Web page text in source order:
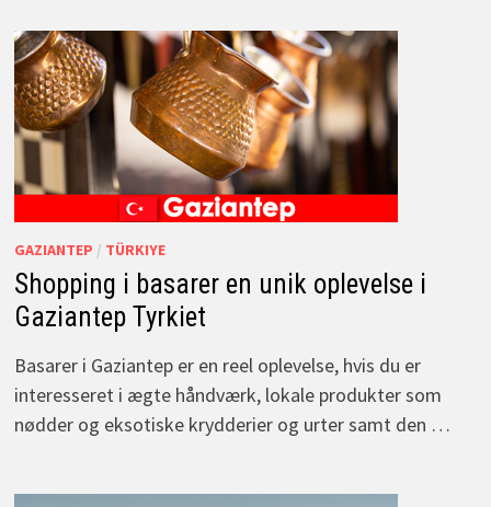
GAZIANTEP / TÜRKIYE
Shopping i basarer en unik oplevelse i
Gaziantep Tyrkiet
Basarer i Gaziantep er en reel oplevelse, hvis du er
interesseret i ægte håndværk, lokale produkter som
nødder og eksotiske krydderier og urter samt den …